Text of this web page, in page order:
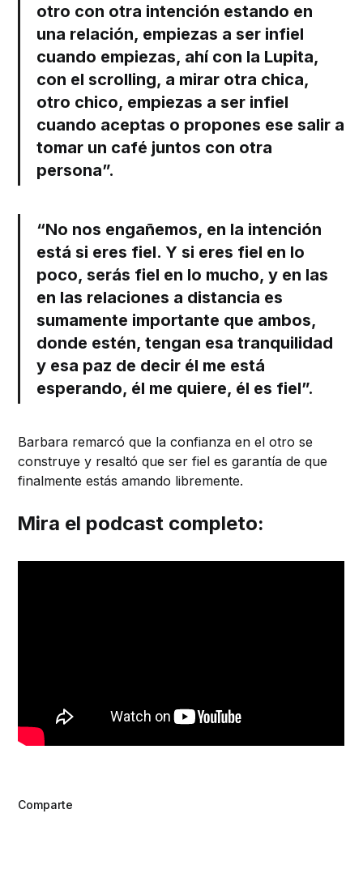
otro con otra intención estando en
una relación, empiezas a ser infiel
cuando empiezas, ahí con la Lupita,
con el scrolling, a mirar otra chica,
otro chico, empiezas a ser infiel
cuando aceptas o propones ese salir a
tomar un café juntos con otra
persona”.
“No nos engañemos, en la intención
está si eres fiel. Y si eres fiel en lo
poco, serás fiel en lo mucho, y en las
en las relaciones a distancia es
sumamente importante que ambos,
donde estén, tengan esa tranquilidad
y esa paz de decir él me está
esperando, él me quiere, él es fiel”.
Barbara remarcó que la confianza en el otro se
construye y resaltó que ser fiel es garantía de que
finalmente estás amando libremente.
Mira el podcast completo:
Comparte